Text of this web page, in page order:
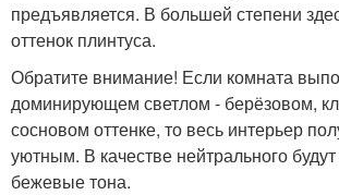
предъявляется. В большей степени
оттенок плинтуса.
Обратите внимание! Если комната
доминирующем светлом - берёзовом,
сосновом оттенке, то весь интерьер
уютным. В качестве нейтрального
бежевые тона.